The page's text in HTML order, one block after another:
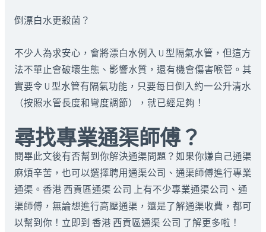
倒漂白水更殺菌？
不少人為求安心，會將漂白水例入 U 型隔氣水管，但這方
法不單止會破壞生態、影響水質，還有機會傷害喉管。其
實要令 U 型水管有隔氣功能，只要每日倒入約一公升清水
（按照水管長度和彎度調節），就已經足夠！
尋找專業通渠師傅？
閱畢此文後有否幫到你解決通渠問題？如果你嫌自己通渠
麻煩辛苦，也可以選擇聘用通渠公司、通渠師傅進行專業
通渠。香港 西貢區通渠 公司 上有不少專業通渠公司、通
渠師傅，無論想進行高壓通渠，還是了解通渠收費，都可
以幫到你！立即到 香港 西貢區通渠 公司 了解更多啦！